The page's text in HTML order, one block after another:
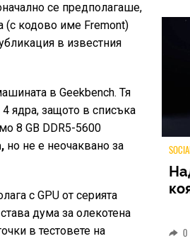
се предполагаше,
(с кодово име Fremont)
в известния
в Geekbench. Тя
ядра, защото в списъка
8 GB DDR5-5600
но не е неочаквано за
с GPU от серията
дума за олекотена
в тестовете на
TECH